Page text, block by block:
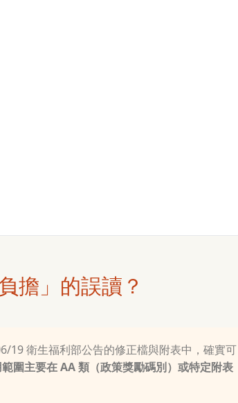
擔」的誤讀？
19 衛生福利部公告的修正檔與附表中，確實可
圍主要在 AA 類（政策獎勵碼別）或特定附表